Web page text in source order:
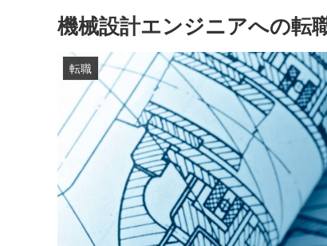
機械設計エンジニアへの転
転職